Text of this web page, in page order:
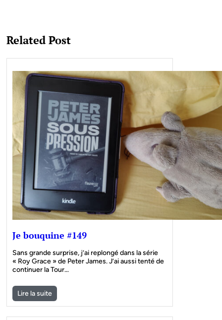
Related Post
Je bouquine #149
Sans grande surprise, j’ai replongé dans la série
« Roy Grace » de Peter James. J’ai aussi tenté de
continuer la Tour…
Lire la suite